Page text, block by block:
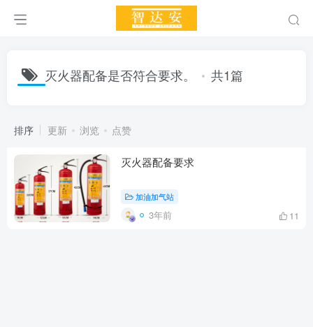
灭火器配备是否符合要求。 共1篇
排序 更新 浏览 点赞
灭火器配备要求
加油加气站
3年前 11